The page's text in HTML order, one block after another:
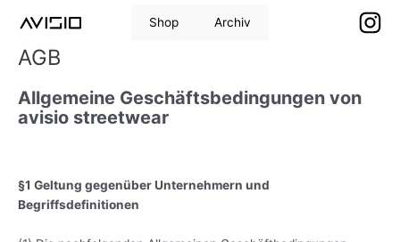
Inhalt
springen
Shop Archiv
AGB
Allgemeine Geschäftsbedingungen von
avisio streetwear
§1 Geltung gegenüber Unternehmern und
Begriffsdefinitionen